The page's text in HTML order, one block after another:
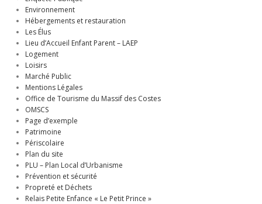
Environnement
Hébergements et restauration
Les Élus
Lieu d’Accueil Enfant Parent – LAEP
Logement
Loisirs
Marché Public
Mentions Légales
Office de Tourisme du Massif des Costes
OMSCS
Page d’exemple
Patrimoine
Périscolaire
Plan du site
PLU – Plan Local d’Urbanisme
Prévention et sécurité
Propreté et Déchets
Relais Petite Enfance « Le Petit Prince »